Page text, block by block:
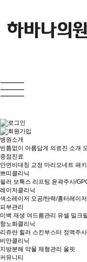
병원소개
빈틈없이 아름답게 의료진 소개
중점진료
안면비대칭 교정 마리오네트 패키
쁘띠클리닉
필러 보톡스 리프팅 윤곽주사/
레이저클리닉
색소레이저 모공/탄력/흉터레이저
피부관리
미백 재생 여드름관리 유셀 밀크필
항노화클리닉
리쥬란 힐러 스킨부스터 정맥주
비만클리닉
지방분해 약물 체형관리 울핏
커뮤니티